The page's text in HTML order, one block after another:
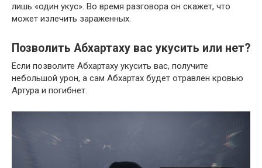
лишь «один укус». Во время разговора он скажет, что
может излечить зараженных.
Позволить Абхартаху вас укусить или нет?
Если позволите Абхартаху укусить вас, получите
небольшой урон, а сам Абхартах будет отравлен кровью
Артура и погибнет.